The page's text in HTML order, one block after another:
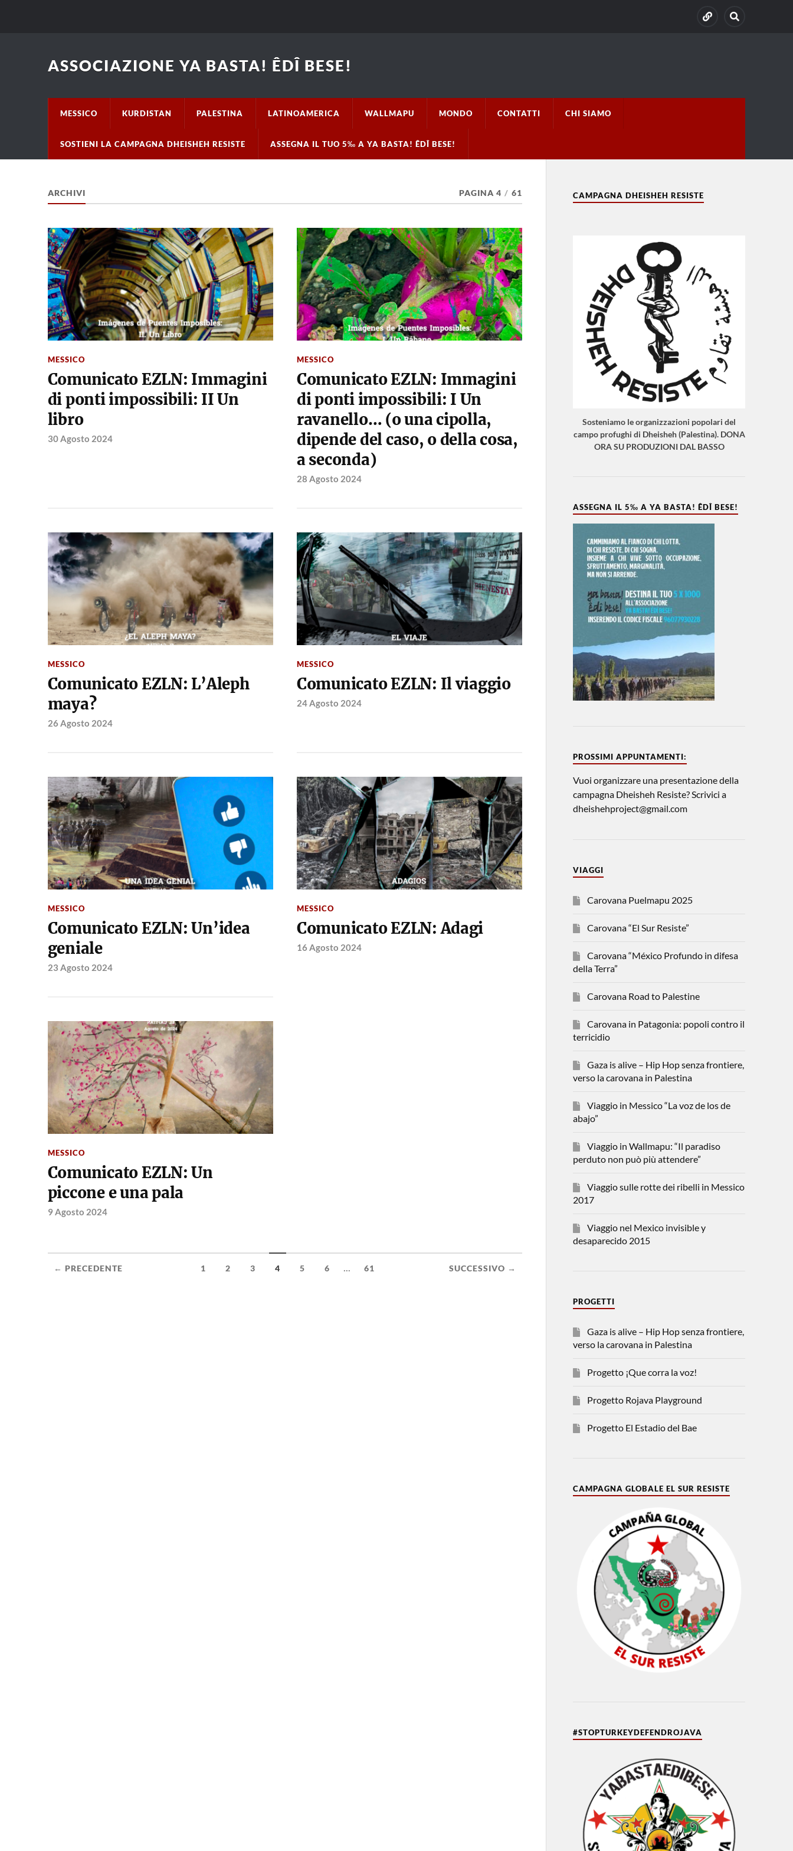
ASSOCIAZIONE YA BASTA! ÊDÎ BESE!
MESSICO KURDISTAN PALESTINA LATINOAMERICA WALLMAPU MONDO CONTATTI CHI SIAMO
SOSTIENI LA CAMPAGNA DHEISHEH RESISTE ASSEGNA IL TUO 5‰ A YA BASTA! ÊDÎ BESE!
ARCHIVI PAGINA 4 / 61
MESSICO
Comunicato EZLN: Immagini
di ponti impossibili: II Un
libro
30 Agosto 2024
MESSICO
Comunicato EZLN: Immagini
di ponti impossibili: I Un
ravanello… (o una cipolla,
dipende del caso, o della cosa,
a seconda)
28 Agosto 2024
MESSICO
Comunicato EZLN: L’Aleph
maya?
26 Agosto 2024
MESSICO
Comunicato EZLN: Il viaggio
24 Agosto 2024
MESSICO
Comunicato EZLN: Un’idea
geniale
23 Agosto 2024
MESSICO
Comunicato EZLN: Adagi
16 Agosto 2024
MESSICO
Comunicato EZLN: Un
piccone e una pala
9 Agosto 2024
← PRECEDENTE 1 2 3 4 5 6 ... 61 SUCCESSIVO →
CAMPAGNA DHEISHEH RESISTE
Sosteniamo le organizzazioni popolari del
campo profughi di Dheisheh (Palestina). DONA
ORA SU PRODUZIONI DAL BASSO
ASSEGNA IL 5‰ A YA BASTA! ÊDÎ BESE!
PROSSIMI APPUNTAMENTI:
Vuoi organizzare una presentazione della
campagna Dheisheh Resiste? Scrivici a
dheishehproject@gmail.com
VIAGGI
Carovana Puelmapu 2025
Carovana “El Sur Resiste”
Carovana “México Profundo in difesa
della Terra”
Carovana Road to Palestine
Carovana in Patagonia: popoli contro il
terricidio
Gaza is alive – Hip Hop senza frontiere,
verso la carovana in Palestina
Viaggio in Messico “La voz de los de
abajo”
Viaggio in Wallmapu: “Il paradiso
perduto non può più attendere”
Viaggio sulle rotte dei ribelli in Messico
2017
Viaggio nel Mexico invisible y
desaparecido 2015
PROGETTI
Gaza is alive – Hip Hop senza frontiere,
verso la carovana in Palestina
Progetto ¡Que corra la voz!
Progetto Rojava Playground
Progetto El Estadio del Bae
CAMPAGNA GLOBALE EL SUR RESISTE
#STOPTURKEYDEFENDROJAVA